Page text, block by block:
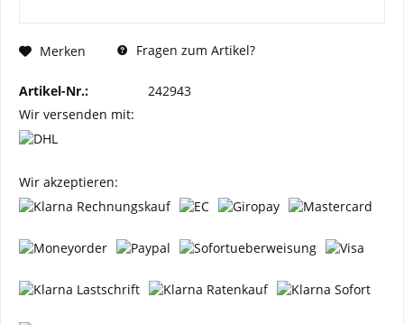
Merken Fragen zum Artikel?
Artikel-Nr.:
242943
Wir versenden mit:
Wir akzeptieren: